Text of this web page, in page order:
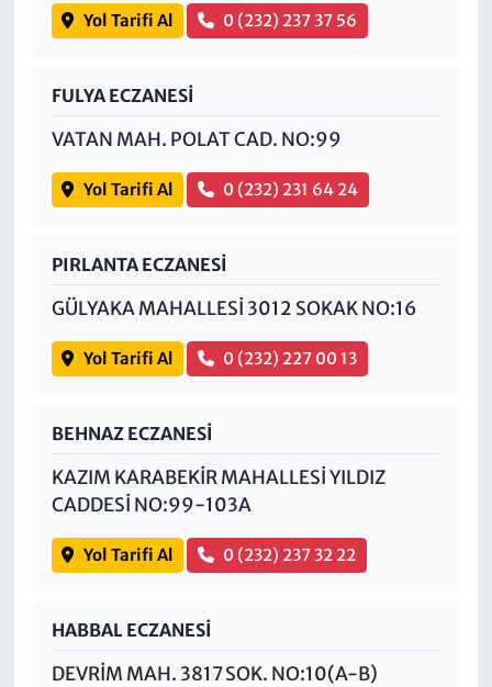
Yol Tarifi Al 0 (232) 237 37 56
FULYA ECZANESİ
VATAN MAH. POLAT CAD. NO:99
Yol Tarifi Al 0 (232) 231 64 24
PIRLANTA ECZANESİ
GÜLYAKA MAHALLESİ 3012 SOKAK NO:16
Yol Tarifi Al 0 (232) 227 00 13
BEHNAZ ECZANESİ
KAZIM KARABEKİR MAHALLESİ YILDIZ
CADDESİ NO:99-103A
Yol Tarifi Al 0 (232) 237 32 22
HABBAL ECZANESİ
DEVRİM MAH. 3817 SOK. NO:10(A-B)